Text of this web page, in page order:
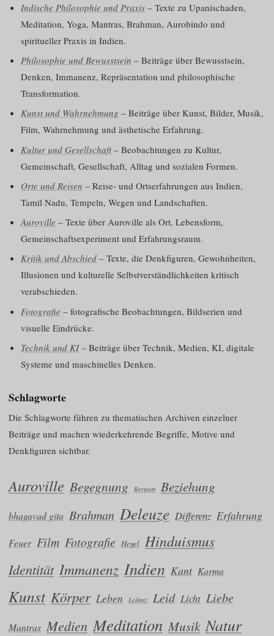
Indische Philosophie und Praxis – Texte zu Upanischaden,
Meditation, Yoga, Mantras, Brahman, Aurobindo und
spiritueller Praxis in Indien.
Philosophie und Bewusstsein – Beiträge über Bewusstsein,
Denken, Immanenz, Repräsentation und philosophische
Transformation.
Kunst und Wahrnehmung – Beiträge über Kunst, Bilder, Musik,
Film, Wahrnehmung und ästhetische Erfahrung.
Kultur und Gesellschaft– Beobachtungen zu Kultur,
Gemeinschaft, Gesellschaft, Alltag und sozialen Formen.
Orte und Reisen – Reise- und Ortserfahrungen aus Indien,
Tamil Nadu, Tempeln, Wegen und Landschaften.
Auroville – Texte über Auroville als Ort, Lebensform,
Gemeinschaftsexperiment und Erfahrungsraum.
Kritik und Abschied – Texte, die Denkfiguren, Gewohnheiten,
Illusionen und kulturelle Selbstverständlichkeiten kritisch
verabschieden.
Fotografie – fotografische Beobachtungen, Bildserien und
visuelle Eindrücke.
Technik und KI– Beiträge über Technik, Medien, KI, digitale
Systeme und maschinelles Denken.
Schlagworte
Die Schlagworte führen zu thematischen Archiven einzelner
Beiträge und machen wiederkehrende Begriffe, Motive und
Denkfiguren sichtbar.
Auroville Begegnung Bergson Beziehung
bhagavad gita Brahman Deleuze Differenz Erfahrung
Feuer Film Fotografie Hegel Hinduismus
Identität Immanenz Indien Kant Karma
Kunst Körper Leben Leibniz Leid Licht Liebe
Mantras Medien Meditation Musik Natur